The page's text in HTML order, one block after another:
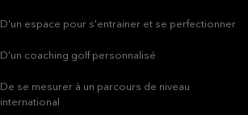
D'un espace pour s'entrainer et se perfectionner
D'un coaching golf personnalisé
De se mesurer à un parcours de niveau
international